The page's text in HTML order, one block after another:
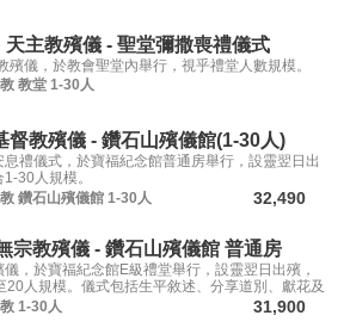
天主教殯儀 - 聖堂彌撒喪禮儀式
殯儀，於教會聖堂內舉行，視乎禮堂人數規模。
教堂 1-30人
督教殯儀 - 鑽石山殯儀館(1-30人)
息禮儀式，於寶福紀念館普通房舉行，設靈翌日出
30人規模。
鑽石山殯儀館 1-30人 32,490
宗教殯儀 - 鑽石山殯儀館 普通房
儀，於寶福紀念館E級禮堂舉行，設靈翌日出殯，
20人規模。儀式包括生平敘述、分享道別、獻花及
，讓親友從容道別。
1-30人 31,900